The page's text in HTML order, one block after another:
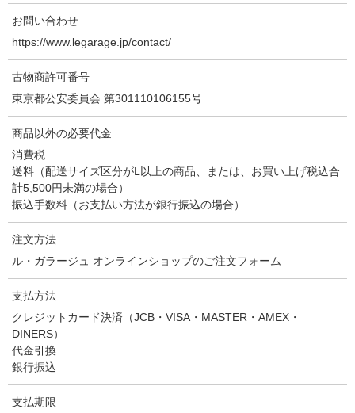
お問い合わせ
https://www.legarage.jp/contact/
古物商許可番号
東京都公安委員会 第301110106155号
商品以外の必要代金
消費税
送料（配送サイズ区分がL以上の商品、または、お買い上げ税込合
計5,500円未満の場合）
振込手数料（お支払い方法が銀行振込の場合）
注文方法
ル・ガラージュ オンラインショップのご注文フォーム
支払方法
クレジットカード決済（JCB・VISA・MASTER・AMEX・
DINERS）
代金引換
銀行振込
支払期限